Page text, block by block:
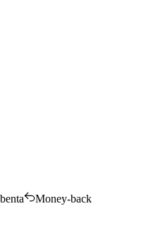
Money-back